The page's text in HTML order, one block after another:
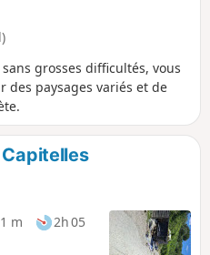
grosses difficultés, vous
des paysages variés et de
Capitelles
m
2h 05